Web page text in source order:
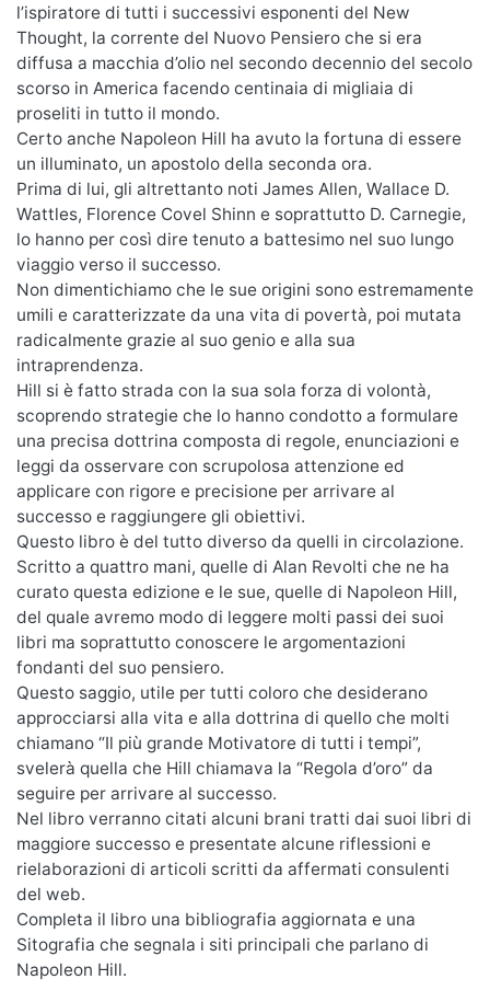
l’ispiratore di tutti i successivi esponenti del New
Thought, la corrente del Nuovo Pensiero che si era
diffusa a macchia d’olio nel secondo decennio del secolo
scorso in America facendo centinaia di migliaia di
proseliti in tutto il mondo.
Certo anche Napoleon Hill ha avuto la fortuna di essere
un illuminato, un apostolo della seconda ora.
Prima di lui, gli altrettanto noti James Allen, Wallace D.
Wattles, Florence Covel Shinn e soprattutto D. Carnegie,
lo hanno per così dire tenuto a battesimo nel suo lungo
viaggio verso il successo.
Non dimentichiamo che le sue origini sono estremamente
umili e caratterizzate da una vita di povertà, poi mutata
radicalmente grazie al suo genio e alla sua
intraprendenza.
Hill si è fatto strada con la sua sola forza di volontà,
scoprendo strategie che lo hanno condotto a formulare
una precisa dottrina composta di regole, enunciazioni e
leggi da osservare con scrupolosa attenzione ed
applicare con rigore e precisione per arrivare al
successo e raggiungere gli obiettivi.
Questo libro è del tutto diverso da quelli in circolazione.
Scritto a quattro mani, quelle di Alan Revolti che ne ha
curato questa edizione e le sue, quelle di Napoleon Hill,
del quale avremo modo di leggere molti passi dei suoi
libri ma soprattutto conoscere le argomentazioni
fondanti del suo pensiero.
Questo saggio, utile per tutti coloro che desiderano
approcciarsi alla vita e alla dottrina di quello che molti
chiamano “Il più grande Motivatore di tutti i tempi”,
svelerà quella che Hill chiamava la “Regola d’oro” da
seguire per arrivare al successo.
Nel libro verranno citati alcuni brani tratti dai suoi libri di
maggiore successo e presentate alcune riflessioni e
rielaborazioni di articoli scritti da affermati consulenti
del web.
Completa il libro una bibliografia aggiornata e una
Sitografia che segnala i siti principali che parlano di
Napoleon Hill.